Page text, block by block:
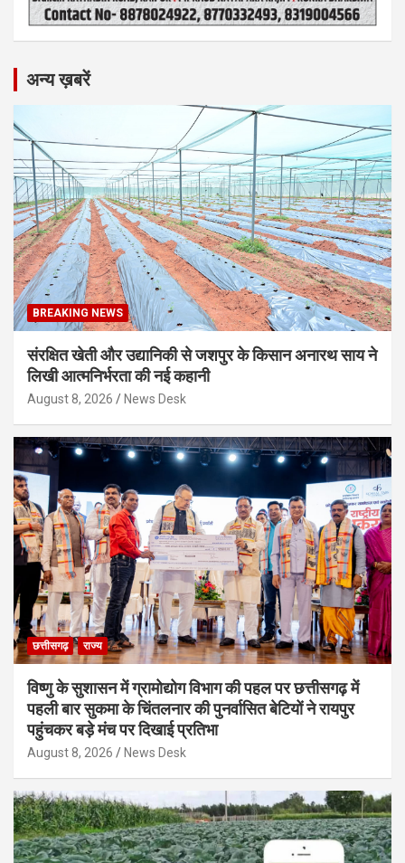
अन्य ख़बरें
BREAKING NEWS
संरक्षित खेती और उद्यानिकी से जशपुर के किसान अनारथ साय ने
लिखी आत्मनिर्भरता की नई कहानी
August 8, 2026 News Desk
छत्तीसगढ़ राज्य
विष्णु के सुशासन में ग्रामोद्योग विभाग की पहल पर छत्तीसगढ़ में
पहली बार सुकमा के चिंतलनार की पुनर्वासित बेटियों ने रायपुर
पहुंचकर बड़े मंच पर दिखाई प्रतिभा
August 8, 2026 News Desk